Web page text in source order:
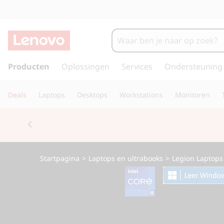
e
n
o
v
L
a
a
h
Producten Oplossingen Services Ondersteuning
Deals Laptops Desktops Workstations Monitoren
Startpagina > Laptops en ultrabooks > Legion Laptops